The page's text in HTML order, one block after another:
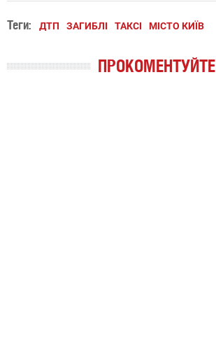
Теги: ДТП ЗАГИБЛІ ТАКСІ МІСТО КИЇВ
ПРОКОМЕНТУЙТЕ